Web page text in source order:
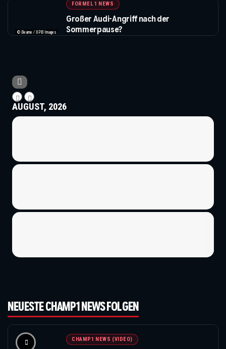
© Bearne / XPB Images
FORMEL 1 NEWS
Großer Audi-Angriff nach der
Sommerpause?
AUGUST, 2026
NEUESTE CHAMP1 NEWS FOLGEN
CHAMP1 NEWS (VIDEO)